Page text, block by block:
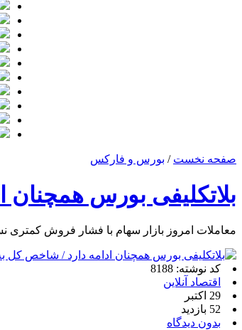
صفحه نخست / بورس و فارکس
بلاتکلیفی بورس
معاملات امروز بازار سهام با فشار فروش کمتری
کد نوشته: 8188
اقتصاد آنلاین
29 اکتبر
52 بازدید
بدون دیدگاه